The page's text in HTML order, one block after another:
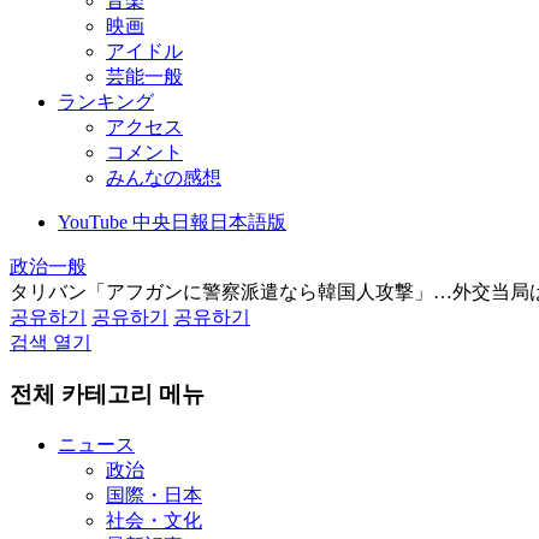
映画
アイドル
芸能一般
ランキング
アクセス
コメント
みんなの感想
YouTube 中央日報日本語版
政治一般
タリバン「アフガンに警察派遣なら韓国人攻撃」…外交当局
공유하기
공유하기
공유하기
검색 열기
전체 카테고리 메뉴
ニュース
政治
国際・日本
社会・文化